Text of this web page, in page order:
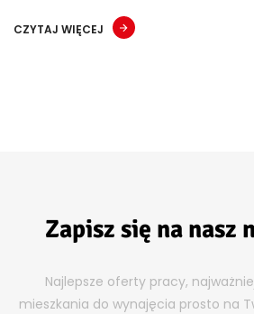
CZYTAJ WIĘCEJ
Zapisz się na nasz
Najlepsze oferty pracy,
mieszkania do wynajęcia prosto na